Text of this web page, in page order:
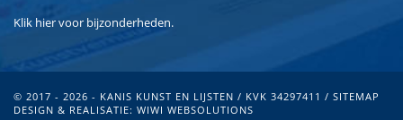
Klik hiervoor bijzonderheden.
© 2017 - 2026 - KANIS KUNST EN LIJSTEN / KVK 34297411 / SITEMAP
DESIGN & REALISATIE: WIWI WEBSOLUTIONS